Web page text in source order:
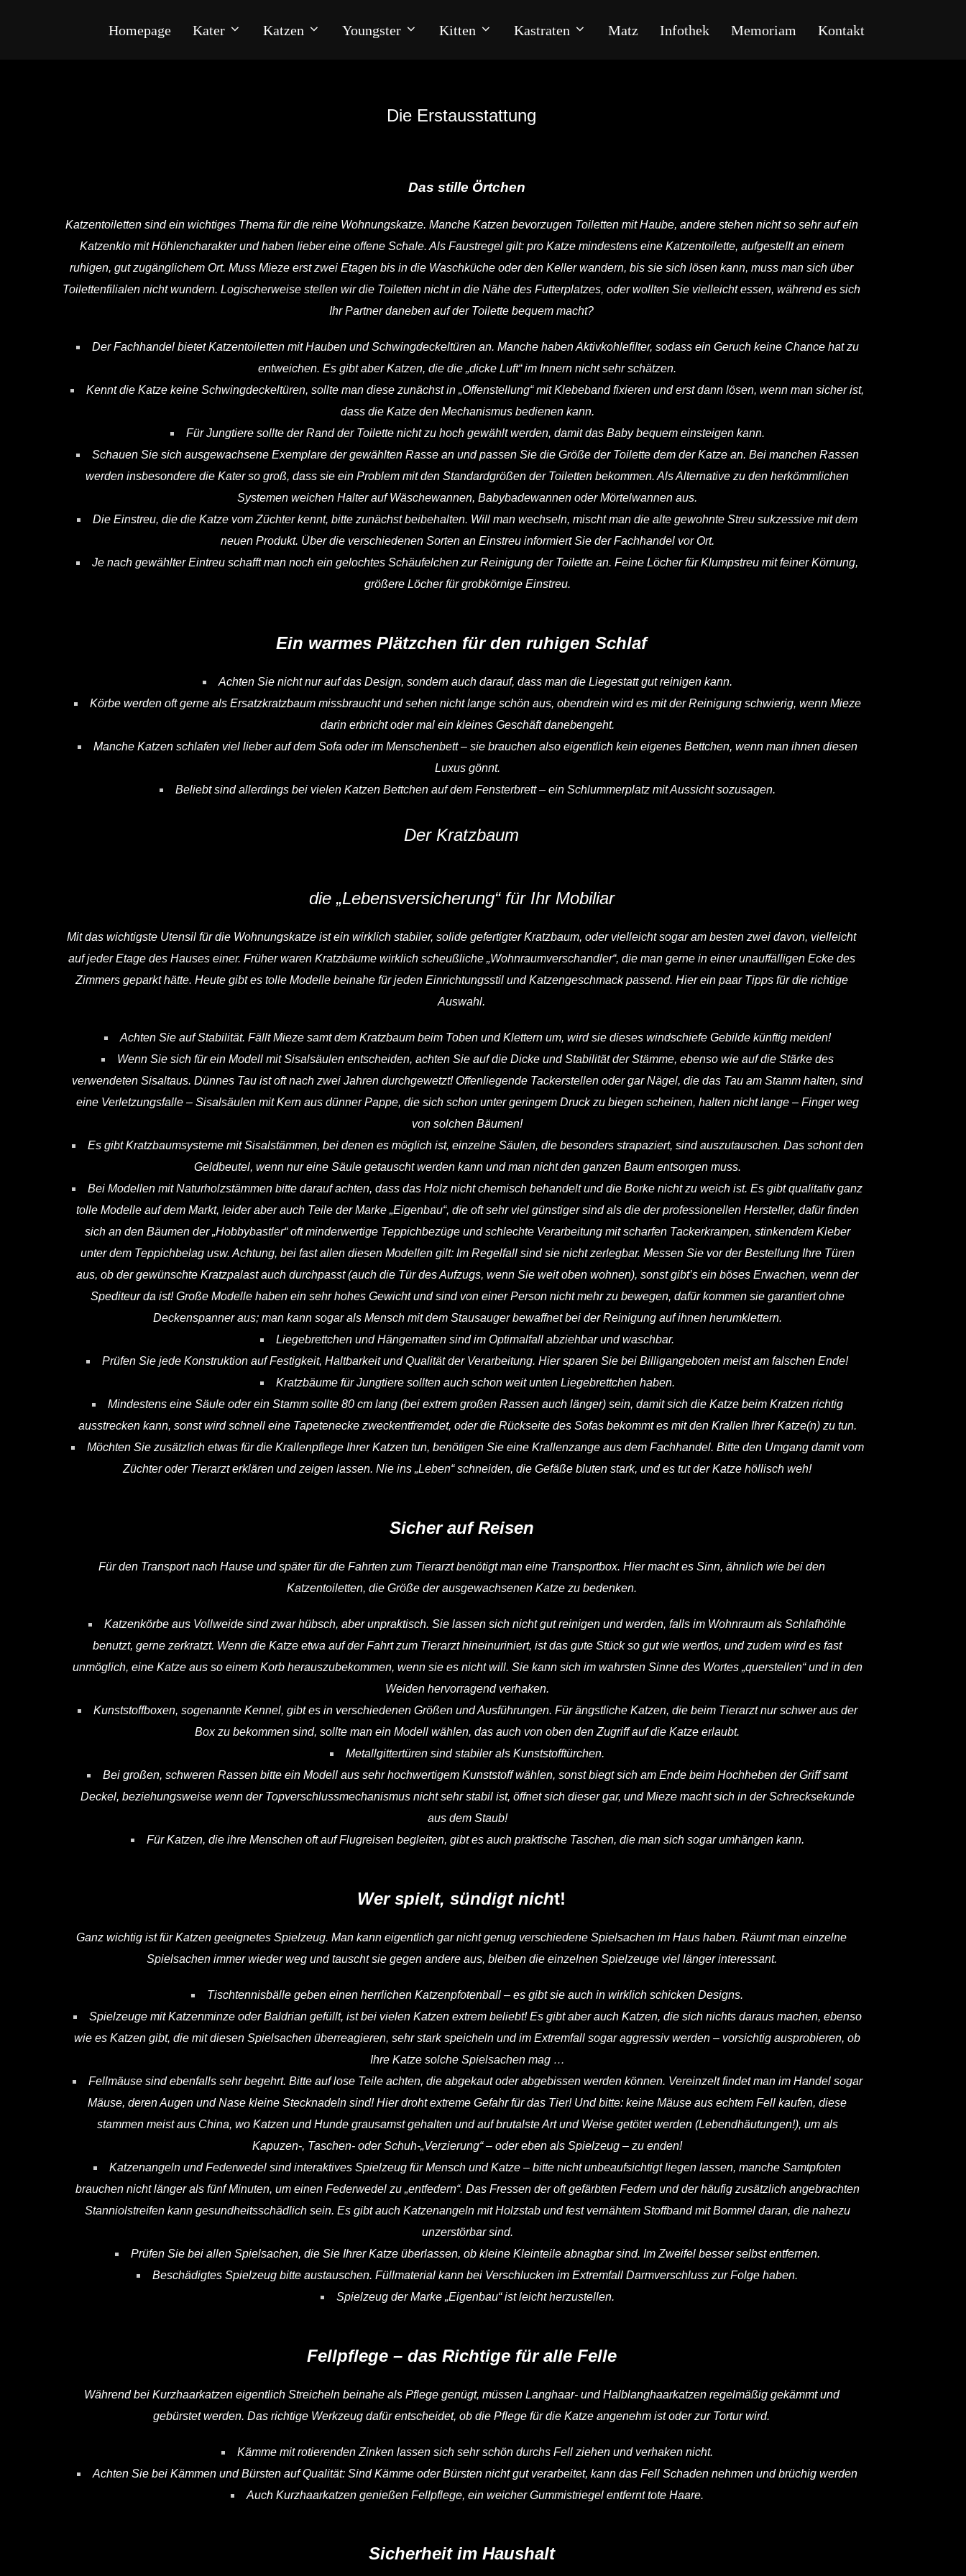
Homepage Kater Katzen Youngster Kitten Kastraten Matz Infothek Memoriam Kontakt
Die Erstausstattung
Das stille Örtchen
Katzentoiletten sind ein wichtiges Thema für die reine Wohnungskatze. Manche Katzen bevorzugen Toiletten mit Haube, andere stehen nicht so sehr auf ein
Katzenklo mit Höhlencharakter und haben lieber eine offene Schale. Als Faustregel gilt: pro Katze mindestens eine Katzentoilette, aufgestellt an einem
ruhigen, gut zugänglichem Ort. Muss Mieze erst zwei Etagen bis in die Waschküche oder den Keller wandern, bis sie sich lösen kann, muss man sich über
Toilettenfilialen nicht wundern. Logischerweise stellen wir die Toiletten nicht in die Nähe des Futterplatzes, oder wollten Sie vielleicht essen, während es sich
Ihr Partner daneben auf der Toilette bequem macht?
Der Fachhandel bietet Katzentoiletten mit Hauben und Schwingdeckeltüren an. Manche haben Aktivkohlefilter, sodass ein Geruch keine Chance hat zu
entweichen. Es gibt aber Katzen, die die „dicke Luft“ im Innern nicht sehr schätzen.
Kennt die Katze keine Schwingdeckeltüren, sollte man diese zunächst in „Offenstellung“ mit Klebeband fixieren und erst dann lösen, wenn man sicher ist,
dass die Katze den Mechanismus bedienen kann.
Für Jungtiere sollte der Rand der Toilette nicht zu hoch gewählt werden, damit das Baby bequem einsteigen kann.
Schauen Sie sich ausgewachsene Exemplare der gewählten Rasse an und passen Sie die Größe der Toilette dem der Katze an. Bei manchen Rassen
werden insbesondere die Kater so groß, dass sie ein Problem mit den Standardgrößen der Toiletten bekommen. Als Alternative zu den herkömmlichen
Systemen weichen Halter auf Wäschewannen, Babybadewannen oder Mörtelwannen aus.
Die Einstreu, die die Katze vom Züchter kennt, bitte zunächst beibehalten. Will man wechseln, mischt man die alte gewohnte Streu sukzessive mit dem
neuen Produkt. Über die verschiedenen Sorten an Einstreu informiert Sie der Fachhandel vor Ort.
Je nach gewählter Eintreu schafft man noch ein gelochtes Schäufelchen zur Reinigung der Toilette an. Feine Löcher für Klumpstreu mit feiner Körnung,
größere Löcher für grobkörnige Einstreu.
Ein warmes Plätzchen für den ruhigen Schlaf
Achten Sie nicht nur auf das Design, sondern auch darauf, dass man die Liegestatt gut reinigen kann.
Körbe werden oft gerne als Ersatzkratzbaum missbraucht und sehen nicht lange schön aus, obendrein wird es mit der Reinigung schwierig, wenn Mieze
darin erbricht oder mal ein kleines Geschäft danebengeht.
Manche Katzen schlafen viel lieber auf dem Sofa oder im Menschenbett – sie brauchen also eigentlich kein eigenes Bettchen, wenn man ihnen diesen
Luxus gönnt.
Beliebt sind allerdings bei vielen Katzen Bettchen auf dem Fensterbrett – ein Schlummerplatz mit Aussicht sozusagen.
Der Kratzbaum
die „Lebensversicherung“ für Ihr Mobiliar
Mit das wichtigste Utensil für die Wohnungskatze ist ein wirklich stabiler, solide gefertigter Kratzbaum, oder vielleicht sogar am besten zwei davon, vielleicht
auf jeder Etage des Hauses einer. Früher waren Kratzbäume wirklich scheußliche „Wohnraumverschandler“, die man gerne in einer unauffälligen Ecke des
Zimmers geparkt hätte. Heute gibt es tolle Modelle beinahe für jeden Einrichtungsstil und Katzengeschmack passend. Hier ein paar Tipps für die richtige
Auswahl.
Achten Sie auf Stabilität. Fällt Mieze samt dem Kratzbaum beim Toben und Klettern um, wird sie dieses windschiefe Gebilde künftig meiden!
Wenn Sie sich für ein Modell mit Sisalsäulen entscheiden, achten Sie auf die Dicke und Stabilität der Stämme, ebenso wie auf die Stärke des
verwendeten Sisaltaus. Dünnes Tau ist oft nach zwei Jahren durchgewetzt! Offenliegende Tackerstellen oder gar Nägel, die das Tau am Stamm halten, sind
eine Verletzungsfalle – Sisalsäulen mit Kern aus dünner Pappe, die sich schon unter geringem Druck zu biegen scheinen, halten nicht lange – Finger weg
von solchen Bäumen!
Es gibt Kratzbaumsysteme mit Sisalstämmen, bei denen es möglich ist, einzelne Säulen, die besonders strapaziert, sind auszutauschen. Das schont den
Geldbeutel, wenn nur eine Säule getauscht werden kann und man nicht den ganzen Baum entsorgen muss.
Bei Modellen mit Naturholzstämmen bitte darauf achten, dass das Holz nicht chemisch behandelt und die Borke nicht zu weich ist. Es gibt qualitativ ganz
tolle Modelle auf dem Markt, leider aber auch Teile der Marke „Eigenbau“, die oft sehr viel günstiger sind als die der professionellen Hersteller, dafür finden
sich an den Bäumen der „Hobbybastler“ oft minderwertige Teppichbezüge und schlechte Verarbeitung mit scharfen Tackerkrampen, stinkendem Kleber
unter dem Teppichbelag usw. Achtung, bei fast allen diesen Modellen gilt: Im Regelfall sind sie nicht zerlegbar. Messen Sie vor der Bestellung Ihre Türen
aus, ob der gewünschte Kratzpalast auch durchpasst (auch die Tür des Aufzugs, wenn Sie weit oben wohnen), sonst gibt’s ein böses Erwachen, wenn der
Spediteur da ist! Große Modelle haben ein sehr hohes Gewicht und sind von einer Person nicht mehr zu bewegen, dafür kommen sie garantiert ohne
Deckenspanner aus; man kann sogar als Mensch mit dem Stausauger bewaffnet bei der Reinigung auf ihnen herumklettern.
Liegebrettchen und Hängematten sind im Optimalfall abziehbar und waschbar.
Prüfen Sie jede Konstruktion auf Festigkeit, Haltbarkeit und Qualität der Verarbeitung. Hier sparen Sie bei Billigangeboten meist am falschen Ende!
Kratzbäume für Jungtiere sollten auch schon weit unten Liegebrettchen haben.
Mindestens eine Säule oder ein Stamm sollte 80 cm lang (bei extrem großen Rassen auch länger) sein, damit sich die Katze beim Kratzen richtig
ausstrecken kann, sonst wird schnell eine Tapetenecke zweckentfremdet, oder die Rückseite des Sofas bekommt es mit den Krallen Ihrer Katze(n) zu tun.
Möchten Sie zusätzlich etwas für die Krallenpflege Ihrer Katzen tun, benötigen Sie eine Krallenzange aus dem Fachhandel. Bitte den Umgang damit vom
Züchter oder Tierarzt erklären und zeigen lassen. Nie ins „Leben“ schneiden, die Gefäße bluten stark, und es tut der Katze höllisch weh!
Sicher auf Reisen
Für den Transport nach Hause und später für die Fahrten zum Tierarzt benötigt man eine Transportbox. Hier macht es Sinn, ähnlich wie bei den
Katzentoiletten, die Größe der ausgewachsenen Katze zu bedenken.
Katzenkörbe aus Vollweide sind zwar hübsch, aber unpraktisch. Sie lassen sich nicht gut reinigen und werden, falls im Wohnraum als Schlafhöhle
benutzt, gerne zerkratzt. Wenn die Katze etwa auf der Fahrt zum Tierarzt hineinuriniert, ist das gute Stück so gut wie wertlos, und zudem wird es fast
unmöglich, eine Katze aus so einem Korb herauszubekommen, wenn sie es nicht will. Sie kann sich im wahrsten Sinne des Wortes „querstellen“ und in den
Weiden hervorragend verhaken.
Kunststoffboxen, sogenannte Kennel, gibt es in verschiedenen Größen und Ausführungen. Für ängstliche Katzen, die beim Tierarzt nur schwer aus der
Box zu bekommen sind, sollte man ein Modell wählen, das auch von oben den Zugriff auf die Katze erlaubt.
Metallgittertüren sind stabiler als Kunststofftürchen.
Bei großen, schweren Rassen bitte ein Modell aus sehr hochwertigem Kunststoff wählen, sonst biegt sich am Ende beim Hochheben der Griff samt
Deckel, beziehungsweise wenn der Topverschlussmechanismus nicht sehr stabil ist, öffnet sich dieser gar, und Mieze macht sich in der Schrecksekunde
aus dem Staub!
Für Katzen, die ihre Menschen oft auf Flugreisen begleiten, gibt es auch praktische Taschen, die man sich sogar umhängen kann.
Wer spielt, sündigt nicht!
Ganz wichtig ist für Katzen geeignetes Spielzeug. Man kann eigentlich gar nicht genug verschiedene Spielsachen im Haus haben. Räumt man einzelne
Spielsachen immer wieder weg und tauscht sie gegen andere aus, bleiben die einzelnen Spielzeuge viel länger interessant.
Tischtennisbälle geben einen herrlichen Katzenpfotenball – es gibt sie auch in wirklich schicken Designs.
Spielzeuge mit Katzenminze oder Baldrian gefüllt, ist bei vielen Katzen extrem beliebt! Es gibt aber auch Katzen, die sich nichts daraus machen, ebenso
wie es Katzen gibt, die mit diesen Spielsachen überreagieren, sehr stark speicheln und im Extremfall sogar aggressiv werden – vorsichtig ausprobieren, ob
Ihre Katze solche Spielsachen mag …
Fellmäuse sind ebenfalls sehr begehrt. Bitte auf lose Teile achten, die abgekaut oder abgebissen werden können. Vereinzelt findet man im Handel sogar
Mäuse, deren Augen und Nase kleine Stecknadeln sind! Hier droht extreme Gefahr für das Tier! Und bitte: keine Mäuse aus echtem Fell kaufen, diese
stammen meist aus China, wo Katzen und Hunde grausamst gehalten und auf brutalste Art und Weise getötet werden (Lebendhäutungen!), um als
Kapuzen-, Taschen- oder Schuh-„Verzierung“ – oder eben als Spielzeug – zu enden!
Katzenangeln und Federwedel sind interaktives Spielzeug für Mensch und Katze – bitte nicht unbeaufsichtigt liegen lassen, manche Samtpfoten
brauchen nicht länger als fünf Minuten, um einen Federwedel zu „entfedern“. Das Fressen der oft gefärbten Federn und der häufig zusätzlich angebrachten
Stanniolstreifen kann gesundheitsschädlich sein. Es gibt auch Katzenangeln mit Holzstab und fest vernähtem Stoffband mit Bommel daran, die nahezu
unzerstörbar sind.
Prüfen Sie bei allen Spielsachen, die Sie Ihrer Katze überlassen, ob kleine Kleinteile abnagbar sind. Im Zweifel besser selbst entfernen.
Beschädigtes Spielzeug bitte austauschen. Füllmaterial kann bei Verschlucken im Extremfall Darmverschluss zur Folge haben.
Spielzeug der Marke „Eigenbau“ ist leicht herzustellen.
Fellpflege – das Richtige für alle Felle
Während bei Kurzhaarkatzen eigentlich Streicheln beinahe als Pflege genügt, müssen Langhaar- und Halblanghaarkatzen regelmäßig gekämmt und
gebürstet werden. Das richtige Werkzeug dafür entscheidet, ob die Pflege für die Katze angenehm ist oder zur Tortur wird.
Kämme mit rotierenden Zinken lassen sich sehr schön durchs Fell ziehen und verhaken nicht.
Achten Sie bei Kämmen und Bürsten auf Qualität: Sind Kämme oder Bürsten nicht gut verarbeitet, kann das Fell Schaden nehmen und brüchig werden
Auch Kurzhaarkatzen genießen Fellpflege, ein weicher Gummistriegel entfernt tote Haare.
Sicherheit im Haushalt